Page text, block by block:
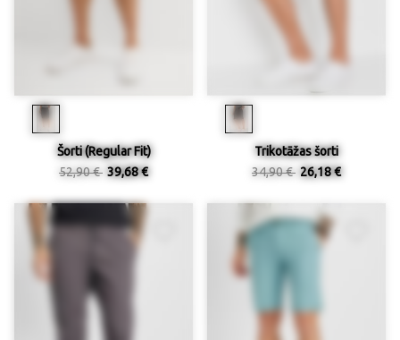
Šorti (Regular Fit)
52,90 € 39,68 €
Trikotāžas šorti
34,90 € 26,18 €